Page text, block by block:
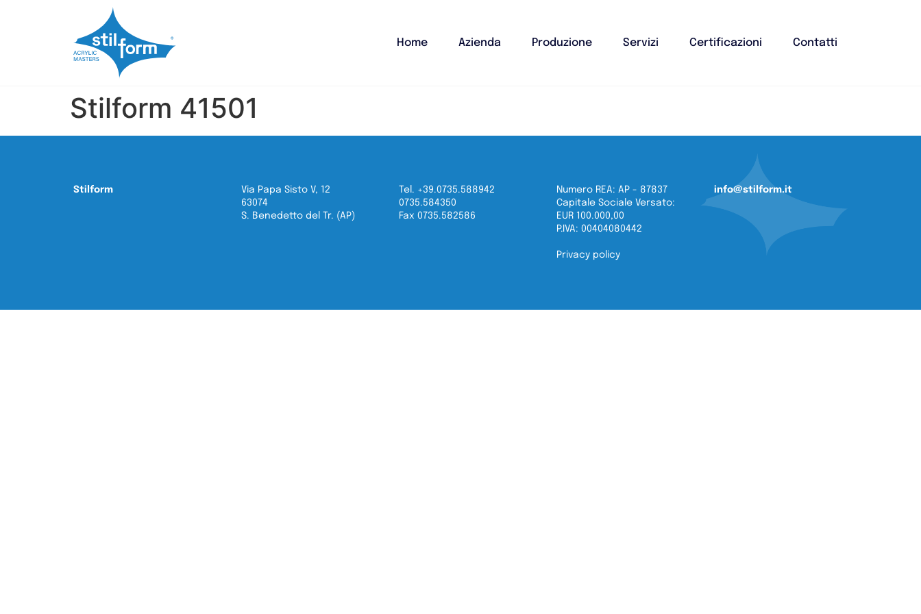
Home Azienda Produzione Servizi Certificazioni Contatti
Stilform 41501
Stilform
Via Papa Sisto V, 12
63074
S. Benedetto del Tr. (AP)
Tel. +39.0735.588942
0735.584350
Fax 0735.582586
Numero REA: AP - 87837
Capitale Sociale Versato:
EUR 100.000,00
P.IVA: 00404080442
Privacy policy
info@stilform.it